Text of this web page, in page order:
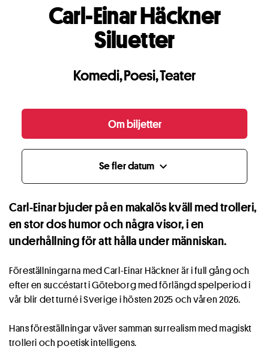
Carl-Einar Häckner
Siluetter
Komedi,Poesi,Teater
Om biljetter
Se fler datum expand_more
Carl-Einar bjuder på en makalös kväll med trolleri,
en stor dos humor och några visor, i en
underhållning för att hålla under människan.
Föreställningarna med Carl-Einar Häckner är i full gång och
efter en succéstart i Göteborg med förlängd spelperiod i
vår blir det turné i Sverige i hösten 2025 och våren 2026.
Hans föreställningar väver samman surrealism med magiskt
trolleri och poetisk intelligens.